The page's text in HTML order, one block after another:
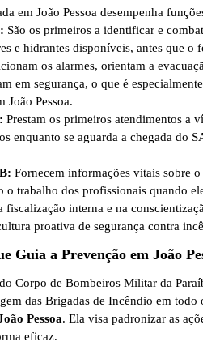
em João Pessoa desempenha
São os primeiros a identificar e
e hidrantes disponíveis, antes que o
os alarmes, orientam a
em segurança, o que é
João Pessoa.
Prestam os primeiros atendimentos a
enquanto se aguarda a chegada do
Fornecem informações vitais sobre
trabalho dos profissionais quando
fiscalização interna e na
proativa de segurança contra
Guia a Prevenção em João
do Corpo de Bombeiros Militar da
das Brigadas de Incêndio em todo
Pessoa. Ela visa padronizar as
eficaz.